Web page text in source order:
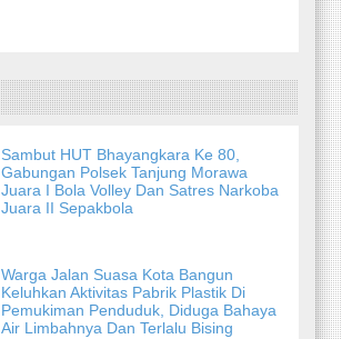
Sambut HUT Bhayangkara Ke 80,
Gabungan Polsek Tanjung Morawa
Juara I Bola Volley Dan Satres Narkoba
Juara II Sepakbola
Warga Jalan Suasa Kota Bangun
Keluhkan Aktivitas Pabrik Plastik Di
Pemukiman Penduduk, Diduga Bahaya
Air Limbahnya Dan Terlalu Bising